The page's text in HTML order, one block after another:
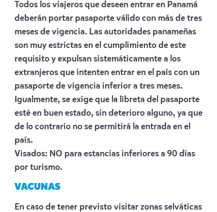
Todos los viajeros que deseen entrar en Panamá
deberán portar pasaporte válido con más de tres
meses de vigencia. Las autoridades panameñas
son muy estrictas en el cumplimiento de este
requisito y expulsan sistemáticamente a los
extranjeros que intenten entrar en el país con un
pasaporte de vigencia inferior a tres meses.
Igualmente, se exige que la libreta del pasaporte
esté en buen estado, sin deterioro alguno, ya que
de lo contrario no se permitirá la entrada en el
país.
Visados: NO para estancias inferiores a 90 días
por turismo.
VACUNAS
En caso de tener previsto visitar zonas selváticas